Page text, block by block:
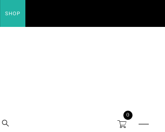
SHOP
0